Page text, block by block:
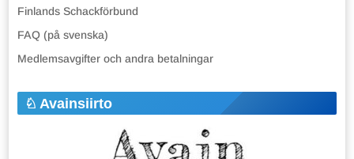
Finlands Schackförbund
FAQ (på svenska)
Medlemsavgifter och andra betalningar
Avainsiirto